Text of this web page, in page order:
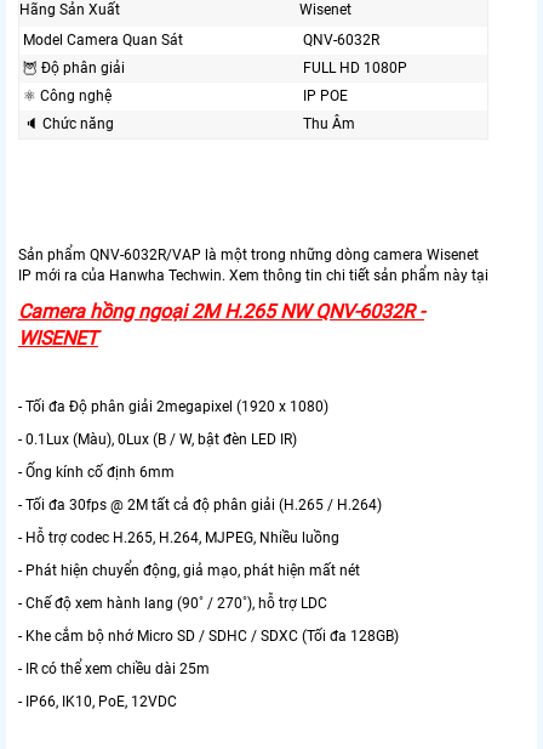
Hãng Sản Xuất
Wisenet
Model Camera Quan Sát
QNV-6032R
🦉 Độ phân giải
FULL HD 1080P
⚛️ Công nghệ
IP POE
🔈 Chức năng
Thu Âm
Sản phẩm QNV-6032R/VAP là một trong những dòng camera Wisenet
IP mới ra của Hanwha Techwin. Xem thông tin chi tiết sản phẩm này tại
Camera hồng ngoại 2M H.265 NW QNV-6032R -
WISENET
- Tối đa Độ phân giải 2megapixel (1920 x 1080)
- 0.1Lux (Màu), 0Lux (B / W, bật đèn LED IR)
- Ống kính cố định 6mm
- Tối đa 30fps @ 2M tất cả độ phân giải (H.265 / H.264)
- Hỗ trợ codec H.265, H.264, MJPEG, Nhiều luồng
- Phát hiện chuyển động, giả mạo, phát hiện mất nét
- Chế độ xem hành lang (90˚ / 270˚), hỗ trợ LDC
- Khe cắm bộ nhớ Micro SD / SDHC / SDXC (Tối đa 128GB)
- IR có thể xem chiều dài 25m
- IP66, IK10, PoE, 12VDC